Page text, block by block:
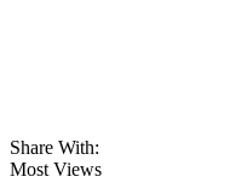
Share With:
Most Views